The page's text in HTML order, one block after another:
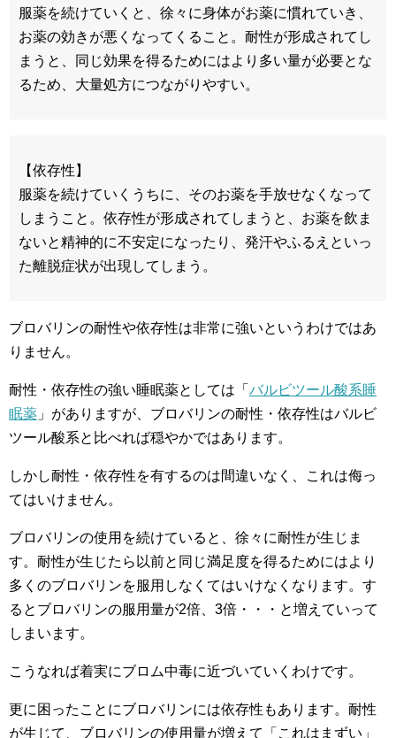
服薬を続けていくと、徐々に身体がお薬に慣れていき、
お薬の効きが悪くなってくること。耐性が形成されてし
まうと、同じ効果を得るためにはより多い量が必要とな
るため、大量処方につながりやすい。
【依存性】
服薬を続けていくうちに、そのお薬を手放せなくなって
しまうこと。依存性が形成されてしまうと、お薬を飲ま
ないと精神的に不安定になったり、発汗やふるえといっ
た離脱症状が出現してしまう。
ブロバリンの耐性や依存性は非常に強いというわけではあ
りません。
耐性・依存性の強い睡眠薬としては「 バルビツール酸系睡
眠薬 」がありますが、ブロバリンの耐性・依存性はバルビ
ツール酸系と比べれば穏やかではあります。
しかし耐性・依存性を有するのは間違いなく、これは侮っ
てはいけません。
ブロバリンの使用を続けていると、徐々に耐性が生じま
す。耐性が生じたら以前と同じ満足度を得るためにはより
多くのブロバリンを服用しなくてはいけなくなります。す
るとブロバリンの服用量が2倍、3倍・・・と増えていって
しまいます。
こうなれば着実にブロム中毒に近づいていくわけです。
更に困ったことにブロバリンには依存性もあります。耐性
が生じて、ブロバリンの使用量が増えて「これはまずい」